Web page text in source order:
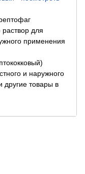
раствор для
применения
и наружного
товары в